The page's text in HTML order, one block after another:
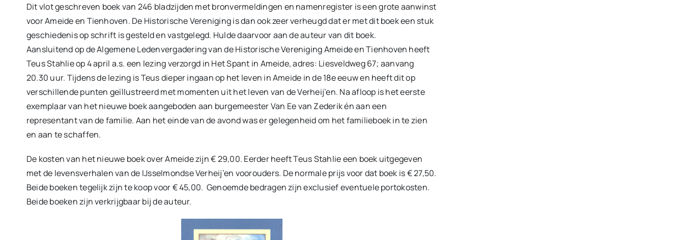
Dit vlot geschreven boek van 246 bladzijden met bronvermeldingen en namenregister is een grote aanwinst
voor Ameide en Tienhoven. De Historische Vereniging is dan ook zeer verheugd dat er met dit boek een stuk
geschiedenis op schrift is gesteld en vastgelegd. Hulde daarvoor aan de auteur van dit boek.
Aansluitend op de Algemene Ledenvergadering van de Historische Vereniging Ameide en Tienhoven heeft
Teus Stahlie op 4 april a.s. een lezing verzorgd in Het Spant in Ameide, adres: Liesveldweg 67; aanvang
20.30 uur. Tijdens de lezing is Teus dieper ingaan op het leven in Ameide in de 18e eeuw en heeft dit op
verschillende punten geïllustreerd met momenten uit het leven van de Verheij’en. Na afloop is het eerste
exemplaar van het nieuwe boek aangeboden aan burgemeester Van Ee van Zederik én aan een
representant van de familie. Aan het einde van de avond was er gelegenheid om het familieboek in te zien
en aan te schaffen.
De kosten van het nieuwe boek over Ameide zijn € 29,00. Eerder heeft Teus Stahlie een boek uitgegeven
met de levensverhalen van de IJsselmondse Verheij’en voorouders. De normale prijs voor dat boek is € 27,50.
Beide boeken tegelijk zijn te koop voor € 45,00. Genoemde bedragen zijn exclusief eventuele portokosten.
Beide boeken zijn verkrijgbaar bij de auteur.